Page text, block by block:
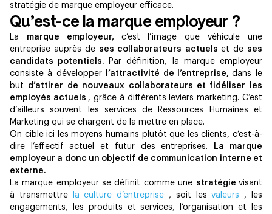
stratégie de marque employeur efficace.
Qu’est-ce la marque employeur ?
​​La marque employeur, c’est l’image que véhicule une
entreprise auprès de ses collaborateurs actuels et de ses
candidats potentiels.
Par définition, la marque employeur
consiste à développer
l’attractivité de l’entreprise,dans le
but d’attirer de nouveaux collaborateurs et fidéliser les
employés actuels , grâce à différents leviers marketing. C’est
d’ailleurs souvent les services de Ressources Humaines et
Marketing qui se chargent de la mettre en place.
On cible ici les moyens humains plutôt que les clients, c’est-à-
dire l’effectif actuel et futur des entreprises.
La marque
employeur a donc un objectif de communication interne et
externe.
La marque employeur se définit comme une stratégie visant
à transmettre
la culture d’entreprise , soit lesvaleurs , les
engagements, les produits et services, l’organisation et les